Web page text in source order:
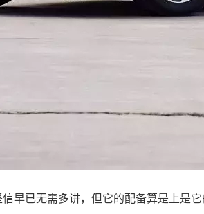
早已无需多讲，但它的配备算是上是它